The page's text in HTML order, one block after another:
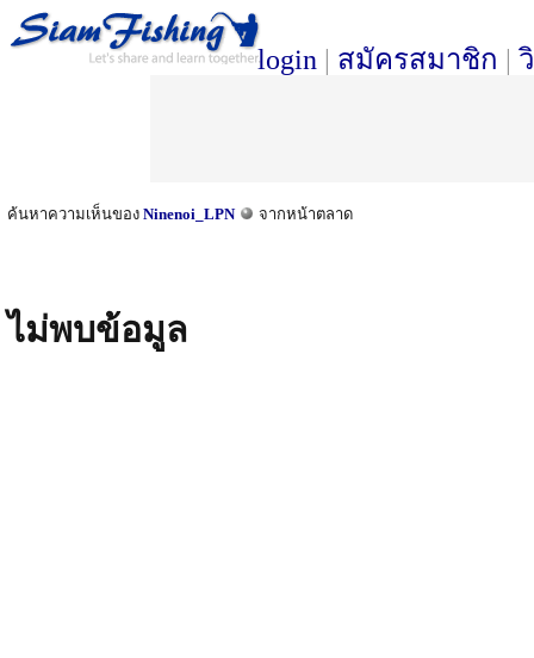
login | สมัครสมาชิก |
ค้นหาความเห็นของ Ninenoi_LPN จากหน้าตลาด
ไม่พบข้อมูล